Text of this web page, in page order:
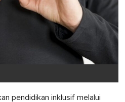
pendidikan inklusif melalui